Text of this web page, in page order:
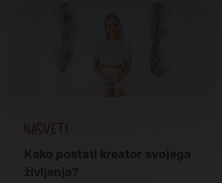
NASVETI
Kako postati kreator svojega
življenja?